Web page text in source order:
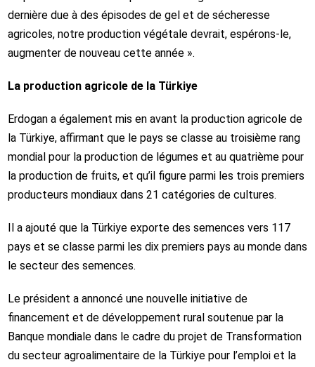
dernière due à des épisodes de gel et de sécheresse
agricoles, notre production végétale devrait, espérons-le,
augmenter de nouveau cette année ».
La production agricole de la Türkiye
Erdogan a également mis en avant la production agricole de
la Türkiye, affirmant que le pays se classe au troisième rang
mondial pour la production de légumes et au quatrième pour
la production de fruits, et qu’il figure parmi les trois premiers
producteurs mondiaux dans 21 catégories de cultures.
Il a ajouté que la Türkiyeexporte des semences vers 117
pays et se classe parmi les dix premiers pays au monde dans
le secteur des semences.
Le président a annoncé une nouvelle initiative de
financement et de développement rural soutenue par la
Banque mondiale dans le cadre du projet de Transformation
du secteur agroalimentaire de la Türkiyepour l’emploi et la